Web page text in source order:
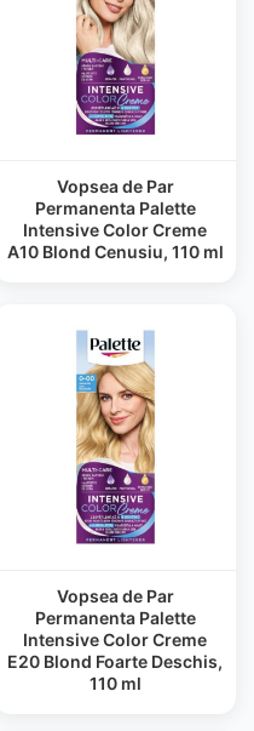
Vopsea de Par
Permanenta Palette
Intensive Color Creme
A10 Blond Cenusiu, 110 ml
Vopsea de Par
Permanenta Palette
Intensive Color Creme
E20 Blond Foarte Deschis,
110 ml